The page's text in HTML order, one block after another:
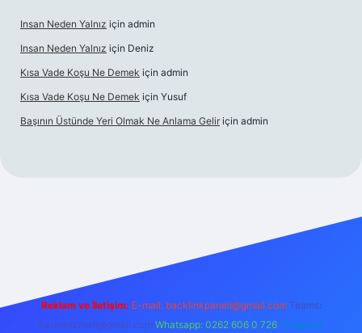
Insan Neden Yalnız için admin
Insan Neden Yalnız için Deniz
Kısa Vade Koşu Ne Demek için admin
Kısa Vade Koşu Ne Demek için Yusuf
Başının Üstünde Yeri Olmak Ne Anlama Gelir için admin
Reklam ve İletişim: E-mail: backlinkpaneli@gmail.com Teams:
forumhizmeti@gmail.com Whatsapp: 0262 606 0 726 Telegram: